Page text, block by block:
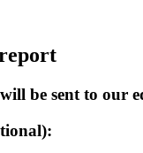
be sent to our